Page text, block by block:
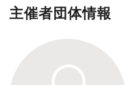
主催者団体情報